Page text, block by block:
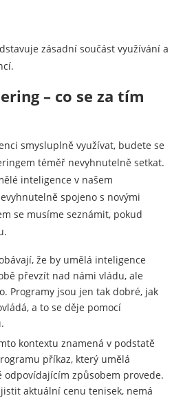
zásadní součást využívání a
– co se za tím
smysluplně využívat, budete se
téměř nevyhnutelně setkat.
inteligence v našem
spojeno s novými
se musíme seznámit, pokud
že by umělá inteligence
převzít nad námi vládu, ale
Programy jsou jen tak dobré, jak
a to se děje pomocí
kontextu znamená v podstatě
příkaz, který umělá
odpovídajícím způsobem provede.
aktuální cenu tenisek, nemá